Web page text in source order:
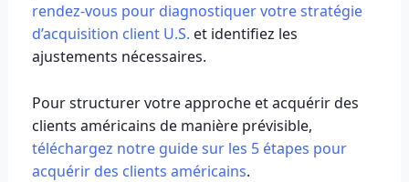
rendez-vous pour diagnostiquer votre stratégie
d’acquisition client U.S. et identifiez les
ajustements nécessaires.
Pour structurer votre approche et acquérir des
clients américains de manière prévisible,
téléchargez notre guide sur les 5 étapes pour
acquérir des clients américains.